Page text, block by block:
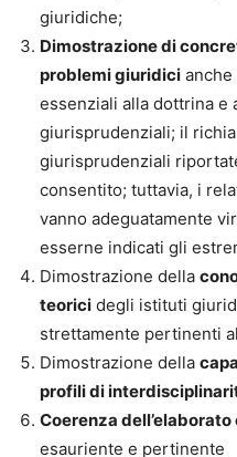
giuridiche;
Dimostrazione di
problemi giuridici
essenziali alla dottrina e
giurisprudenziali; il
giurisprudenziali
consentito; tuttavia, i
vanno adeguatamente
esserne indicati gli
Dimostrazione della
teorici degli istituti
strettamente pertinenti
Dimostrazione della
profili di
Coerenza
esauriente e pertinente